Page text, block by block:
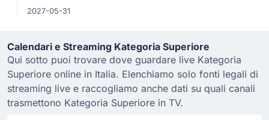
2027-05-31
Calendari e Streaming Kategoria Superiore
Qui sotto puoi trovare dove guardare live Kategoria
Superiore online in Italia. Elenchiamo solo fonti legali di
streaming live e raccogliamo anche dati su quali canali
trasmettono Kategoria Superiore in TV.